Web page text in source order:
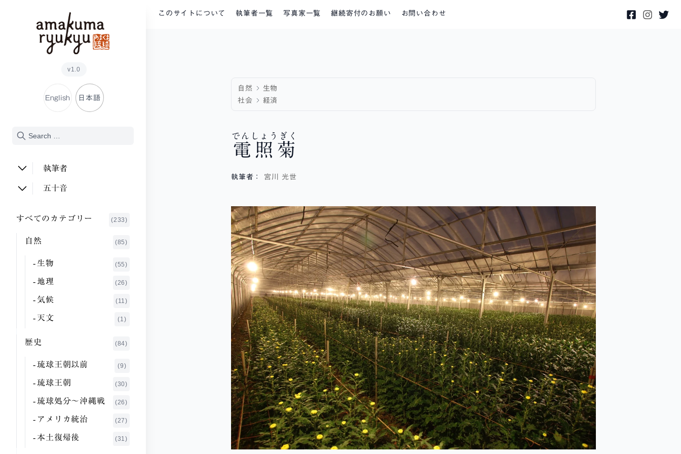
v1.0
English 日本語
執筆者
安次富 順子
新川 明 (1)
伊狩 典子 (1)
池澤 夏樹 (20)
(3)
(1)
(1)
上山 弘子
浦崎 栄徳
大城 立裕 (3)
大田 和人 (1)
大竹 昭子 (10)
大田 静男 (1)
大田 昌秀 (2)
五十音
か行
さ行
た行
は行
ま行
や行
ら行
すべてのカテゴリー (233)
自然 (85)
生物 (55)
地理 (26)
気候 (11)
天文 (1)
歴史 (84)
琉球王朝以前 (9)
琉球王朝 (30)
琉球処分〜沖縄戦 (26)
アメリカ統治 (27)
本土復帰後 (31)
このサイトについて 執筆者一覧 写真家一覧 継続寄付のお願い お問い合わせ
自然
生物
社会
経済
電照菊
でんしょうぎく
執筆者： 宮川 光世